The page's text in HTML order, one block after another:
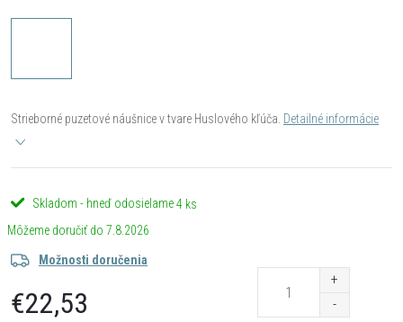
Strieborné puzetové náušnice v tvare Huslového kľúča. Detailné informácie
Skladom - hneď odosielame4 ks
7.8.2026
Možnosti doručenia
€22,53